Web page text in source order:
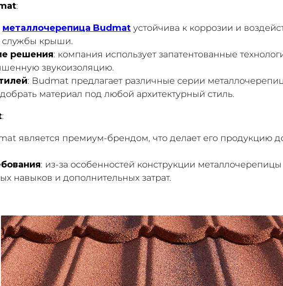
:
металлочерепица Budmat устойчива к коррозии и
службы крыши.
решения: компания использует запатентованные
звукоизоляцию.
: Budmat предлагает различные серии
материал под любой архитектурный стиль.
:
является премиум-брендом, что делает его продукцию
: из-за особенностей конструкции
навыков и дополнительных затрат.